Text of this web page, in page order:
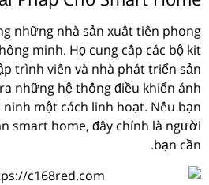
những nhà sản xuất tiên phong
minh. Họ cung cấp các bộ kit
trình viên và nhà phát triển sản
những hệ thống điều khiển ánh
ninh một cách linh hoạt. Nếu bạn
smart home, đây chính là người
bạn cần.